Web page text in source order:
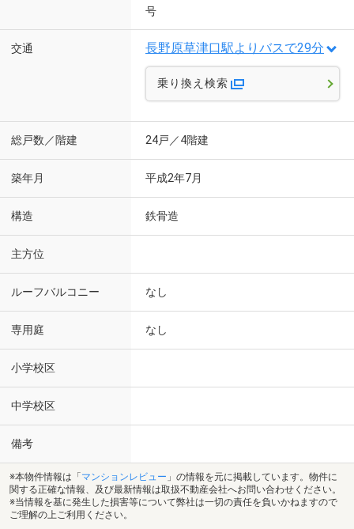
号
交通 長野原草津口駅よりバスで29分
乗り換え検索
総戸数／階建 24戸／4階建
築年月 平成2年7月
構造 鉄骨造
主方位
ルーフバルコニー なし
専用庭 なし
小学校区
中学校区
備考
※本物件情報は「 マンションレビュー 」の情報を元に掲載しています。物件に
関する正確な情報、及び最新情報は取扱不動産会社へお問い合わせください。
※当情報を基に発生した損害等について弊社は一切の責任を負いかねますので
ご理解の上ご利用ください。